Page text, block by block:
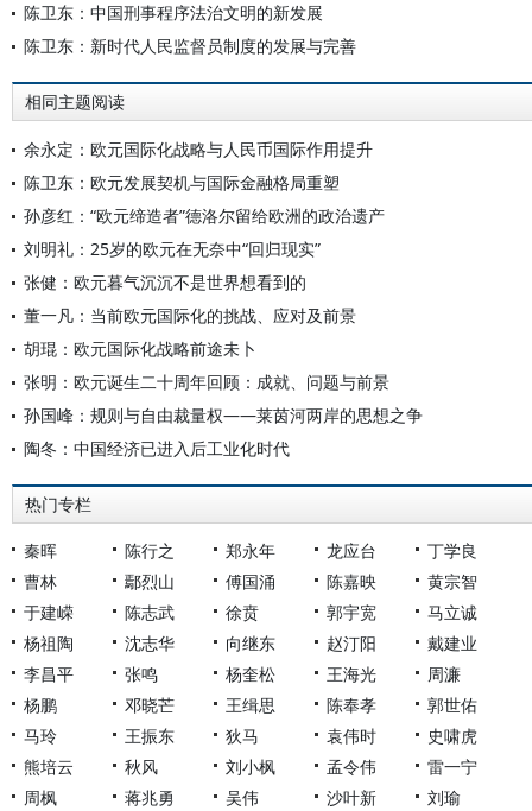
陈卫东：中国刑事程序法治文明的新发展
陈卫东：新时代人民监督员制度的发展与完善
相同主题阅读
余永定：欧元国际化战略与人民币国际作用提升
陈卫东：欧元发展契机与国际金融格局重塑
孙彦红：“欧元缔造者”德洛尔留给欧洲的政治遗产
刘明礼：25岁的欧元在无奈中“回归现实”
张健：欧元暮气沉沉不是世界想看到的
董一凡：当前欧元国际化的挑战、应对及前景
胡琨：欧元国际化战略前途未卜
张明：欧元诞生二十周年回顾：成就、问题与前景
孙国峰：规则与自由裁量权——莱茵河两岸的思想之争
陶冬：中国经济已进入后工业化时代
热门专栏
秦晖 陈行之 郑永年 龙应台
丁学良
曹林
鄢烈山 傅国涌 陈嘉映
黄宗智
于建嵘
陈志武 徐贲 郭宇宽
马立诚
杨祖陶
沈志华 向继东 赵汀阳
戴建业
李昌平
张鸣 杨奎松 王海光
周濂
杨鹏
邓晓芒 王缉思 陈奉孝
郭世佑
马玲
王振东 狄马 袁伟时
史啸虎
熊培云
秋风 刘小枫 孟令伟
雷一宁
周枫
蒋兆勇 吴伟 沙叶新 刘瑜